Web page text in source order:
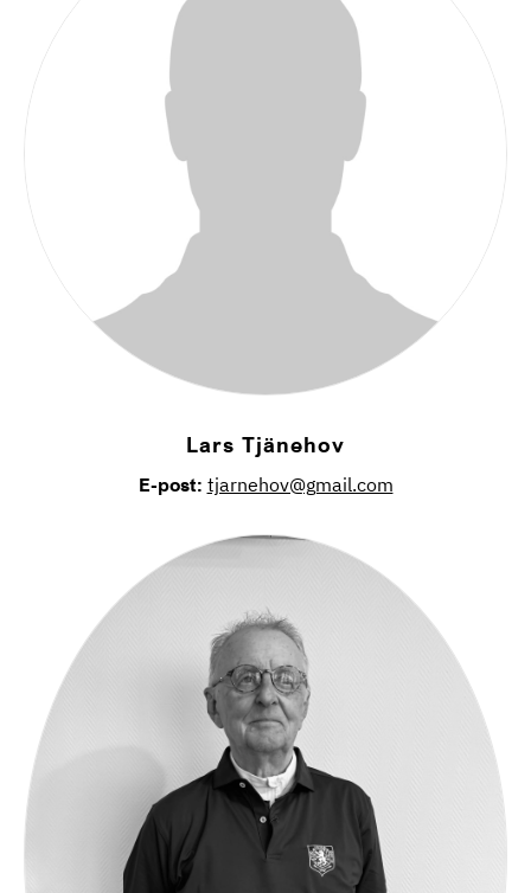
Lars Tjänehov
E-post: tjarnehov@gmail.com